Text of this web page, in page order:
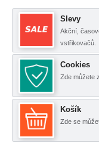
Slevy
Akční,
vstřikovačů.
Cookies
Zde můžete
Košík
Zde se